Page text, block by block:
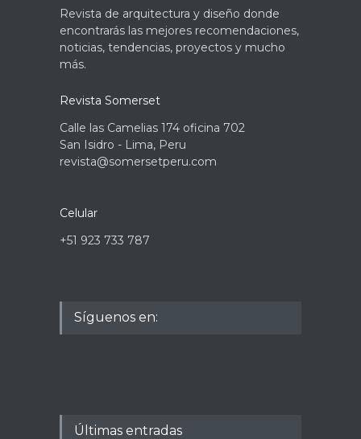
Revista de arquitectura y diseño donde
encontrarás las mejores recomendaciones,
noticias, tendencias, proyectos y mucho
más.
Revista Somerset
Calle las Camelias 174 oficina 702
San Isidro - Lima, Peru
revista@somersetperu.com
Celular
+51 923 733 787
Síguenos en:
Últimas entradas